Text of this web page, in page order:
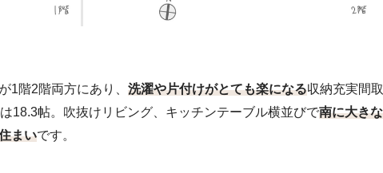
が1階2階両方にあり、 洗濯や片付けがとても楽になる収納充実間取
18.3帖。吹抜けリビング、キッチンテーブル横並びで南に大き
まいです。